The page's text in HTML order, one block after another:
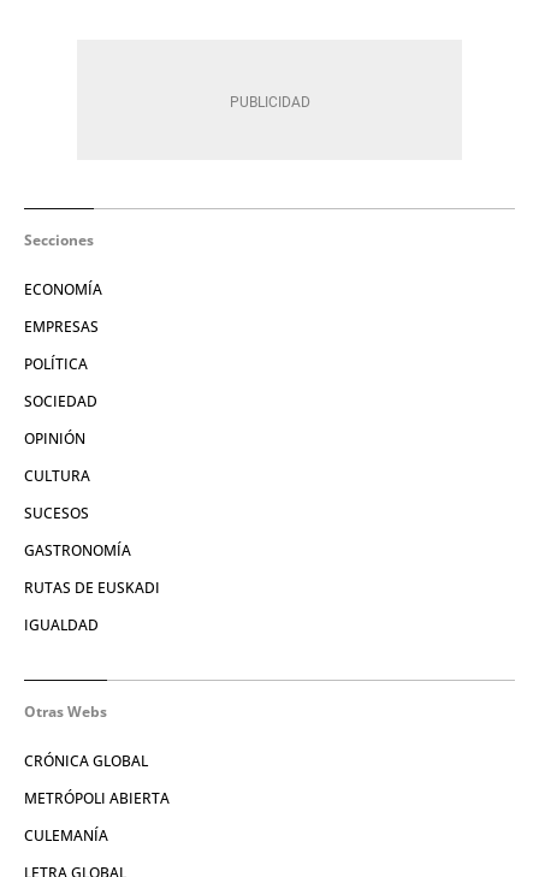
Secciones
ECONOMÍA
EMPRESAS
POLÍTICA
SOCIEDAD
OPINIÓN
CULTURA
SUCESOS
GASTRONOMÍA
RUTAS DE EUSKADI
IGUALDAD
Otras Webs
CRÓNICA GLOBAL
METRÓPOLI ABIERTA
CULEMANÍA
LETRA GLOBAL